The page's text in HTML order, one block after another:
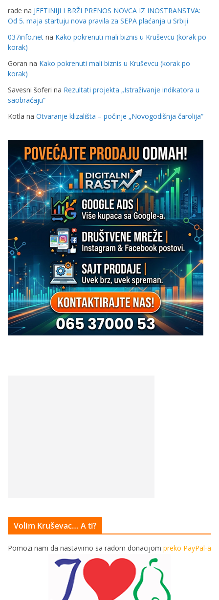
rade na JEFTINIJI I BRŽI PRENOS NOVCA IZ INOSTRANSTVA:
Od 5. maja startuju nova pravila za SEPA plaćanja u Srbiji
037info.net na Kako pokrenuti mali biznis u Kruševcu (korak po
korak)
Goran na Kako pokrenuti mali biznis u Kruševcu (korak po
korak)
Savesni šoferi na Rezultati projekta „Istraživanje indikatora u
saobraćaju“
Kotla na Otvaranje klizališta – počinje „Novogodišnja čarolija“
Volim Kruševac… A ti?
Pomozi nam da nastavimo sa radom donacijom preko PayPal-a